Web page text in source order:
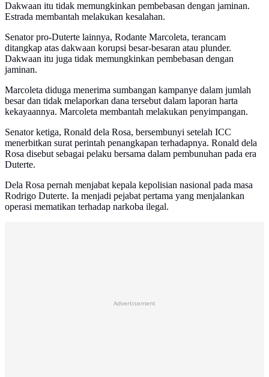
Dakwaan itu tidak memungkinkan pembebasan dengan jaminan.
Estrada membantah melakukan kesalahan.
Senator pro-Duterte lainnya, Rodante Marcoleta, terancam
ditangkap atas dakwaan korupsi besar-besaran atau plunder.
Dakwaan itu juga tidak memungkinkan pembebasan dengan
jaminan.
Marcoleta diduga menerima sumbangan kampanye dalam jumlah
besar dan tidak melaporkan dana tersebut dalam laporan harta
kekayaannya. Marcoleta membantah melakukan penyimpangan.
Senator ketiga, Ronald dela Rosa, bersembunyi setelah ICC
menerbitkan surat perintah penangkapan terhadapnya. Ronald dela
Rosa disebut sebagai pelaku bersama dalam pembunuhan pada era
Duterte.
Dela Rosa pernah menjabat kepala kepolisian nasional pada masa
Rodrigo Duterte. Ia menjadi pejabat pertama yang menjalankan
operasi mematikan terhadap narkoba ilegal.
Advertisement